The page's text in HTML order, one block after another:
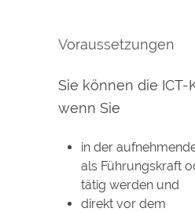
Voraussetzungen
Sie können die ICT-
wenn Sie
in der
als Führungskraft
tätig werden und
direkt vor dem